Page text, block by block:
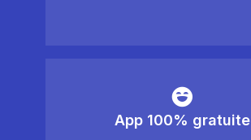
App 100% gratuite